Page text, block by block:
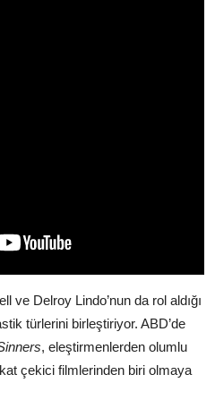
ve Delroy Lindo’nun da rol aldığı
türlerini birleştiriyor. ABD’de
, eleştirmenlerden olumlu
çekici filmlerinden biri olmaya